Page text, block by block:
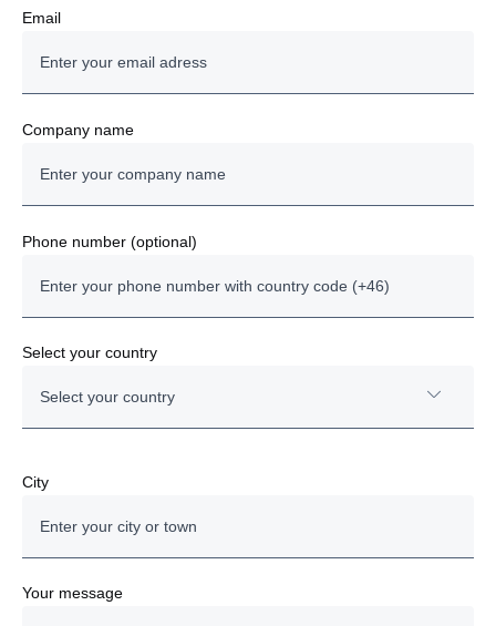
Email
Company name
Phone number (optional)
Select your country
Select your country
City
Your message